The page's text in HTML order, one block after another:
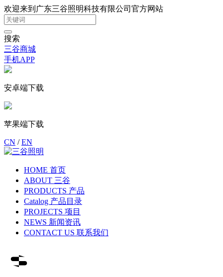
欢迎来到广东三谷照明科技有限公司官方网站
搜索
三谷商城
手机APP
安卓端下载
苹果端下载
CN /EN
HOME 首页
ABOUT 三谷
PRODUCTS 产品
Catalog 产品目录
PROJECTS 项目
NEWS 新闻资讯
CONTACT US 联系我们